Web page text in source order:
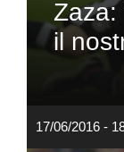
Zaza:
il
17/06/2016 -